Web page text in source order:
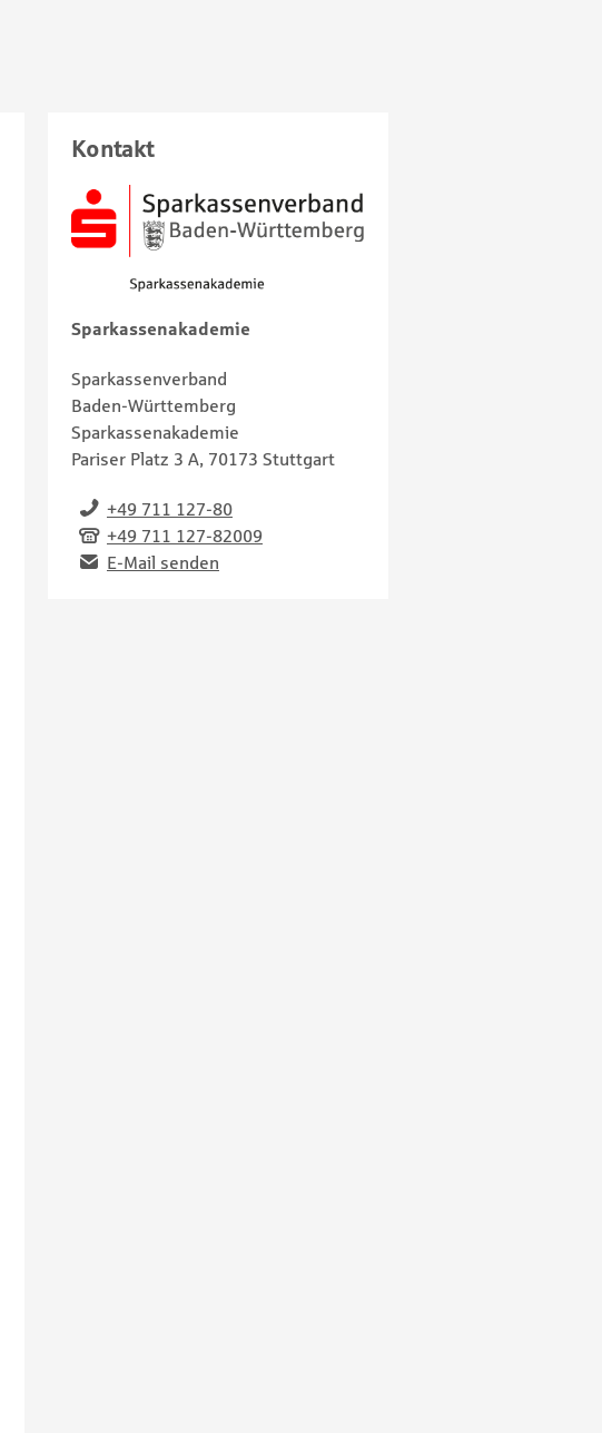
Kontakt
Sparkassenakademie
Sparkassenverband
Baden-Württemberg
Sparkassenakademie
Pariser Platz 3 A, 70173 Stuttgart
Telefon +49 711 127-80
Fax +49 711 127-82009
Email E-Mail senden